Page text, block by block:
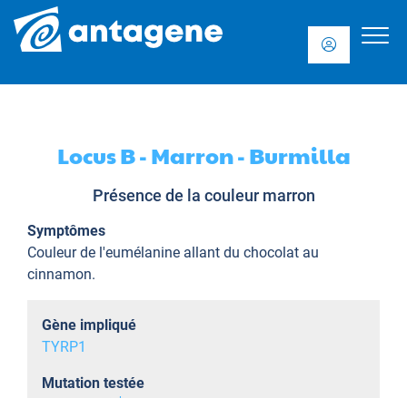
Locus B - Marron - Burmilla
Présence de la couleur marron
Symptômes
Couleur de l'eumélanine allant du chocolat au
cinnamon.
Gène impliqué
TYRP1
Mutation testée